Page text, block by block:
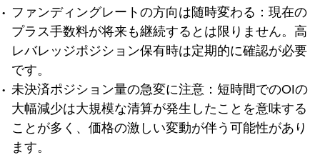
ファンディングレートの方向は随時変わる：現在の
プラス手数料が将来も継続するとは限りません。高
レバレッジポジション保有時は定期的に確認が必要
です。
未決済ポジション量の急変に注意：短時間でのOIの
大幅減少は大規模な清算が発生したことを意味する
ことが多く、価格の激しい変動が伴う可能性があり
ます。